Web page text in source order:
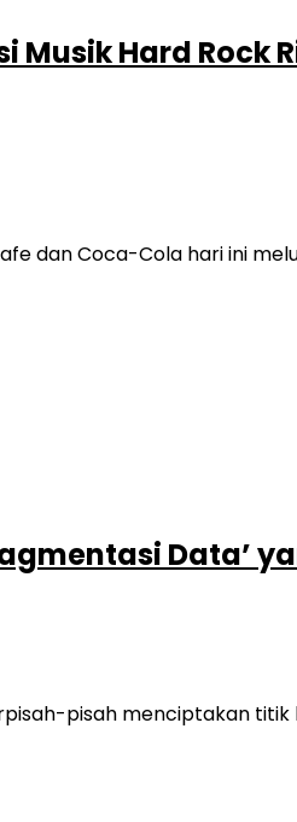
Hard Rock
dan Coca-Cola hari ini
Data’
pisah menciptakan